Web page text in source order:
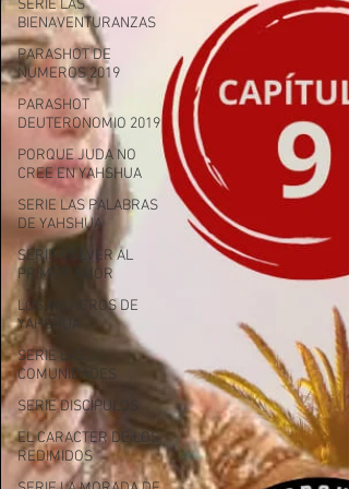
SERIE LAS
BIENAVENTURANZAS
PARASHOT DE
NUMEROS 2019
PARASHOT
DEUTERONOMIO 2019
PORQUE JUDA NO
CREE EN YAHSHUA
SERIE LAS PALABRAS
DE YAHSHUA
SERIE VOLVER AL
PRIMER AMOR
LOS MILAGROS DE
YAHSHUA
SERIE LAS
COMUNIDADES
SERIE DISCIPULOS
EL CARACTER DE LOS
REDIMIDOS